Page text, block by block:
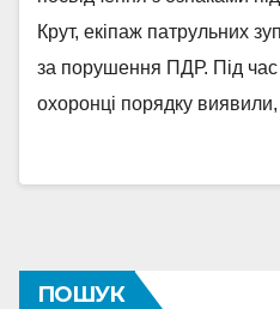
Крут, екіпаж патрульних
за порушення ПДР. Під час
охоронці порядку
ПОШУК